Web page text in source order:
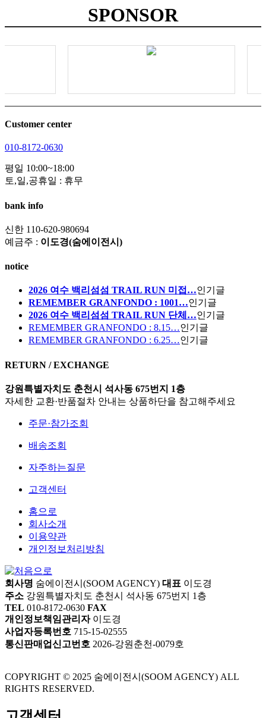
SPONSOR
Customer center
010-8172-0630
평일 10:00~18:00
토,일,공휴일 : 휴무
bank info
신한 110-620-980694
예금주 : 이도경(숨에이전시)
notice
2026 여수 백리섬섬 TRAIL RUN 미접…인기글
REMEMBER GRANFONDO : 1001…인기글
2026 여수 백리섬섬 TRAIL RUN 단체…인기글
REMEMBER GRANFONDO : 8.15…인기글
REMEMBER GRANFONDO : 6.25…인기글
RETURN / EXCHANGE
강원특별자치도 춘천시 석사동 675번지 1층
자세한 교환·반품절차 안내는 상품하단을 참고해주세요
주문·참가조회
배송조회
자주하는질문
고객센터
홈으로
회사소개
이용약관
개인정보처리방침
회사명 숨에이전시(SOOM AGENCY) 대표 이도경
주소 강원특별자치도 춘천시 석사동 675번지 1층
TEL 010-8172-0630 FAX
개인정보책임관리자이도경
사업자등록번호 715-15-02555
통신판매업신고번호 2026-강원춘천-0079호
COPYRIGHT © 2025 숨에이전시(SOOM AGENCY) ALL
RIGHTS RESERVED.